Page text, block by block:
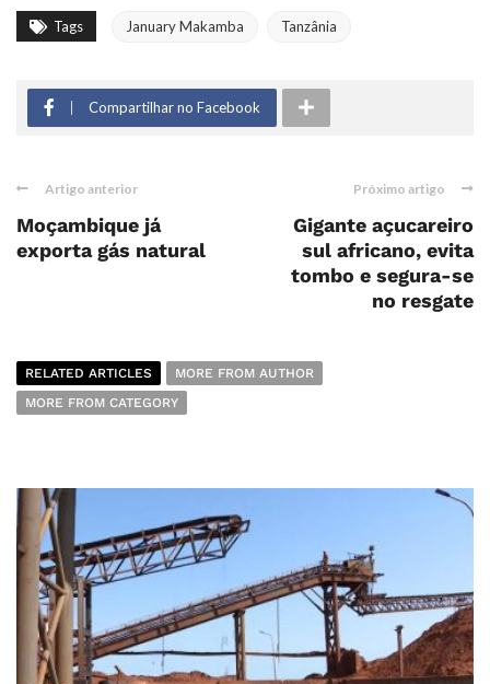
Tags January Makamba Tanzânia
Compartilhar no Facebook
Artigo anterior
Moçambique já
exporta gás natural
Próximo artigo
Gigante açucareiro
sul africano, evita
tombo e segura-se
no resgate
RELATED ARTICLES
MORE FROM AUTHOR
MORE FROM CATEGORY